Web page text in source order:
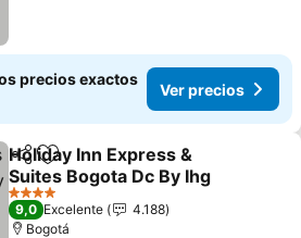
precios exactos
Ver precios
CompartirAgregar a favoritos
Holiday Inn Express &
Suites Bogota Dc By Ihg
Ver precios
4 Estrellas
9,0 Excelente
4.188
Bogotá